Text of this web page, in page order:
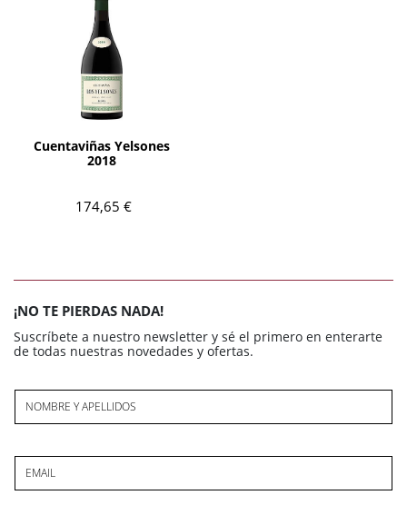
Cuentaviñas Yelsones
2018
174,65 €
AÑADIR
¡NO TE PIERDAS NADA!
Suscríbete a nuestro newsletter y sé el primero en enterarte
de todas nuestras novedades y ofertas.
NOMBRE Y APELLIDOS
EMAIL